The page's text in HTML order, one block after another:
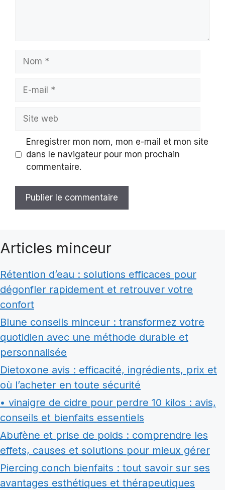
mail
web
Enregistrer mon nom, mon e-mail et mon site
dans le navigateur pour mon prochain
commentaire.
Articles minceur
Rétention d’eau : solutions efficaces pour
dégonfler rapidement et retrouver votre
confort
Blune conseils minceur : transformez votre
quotidien avec une méthode durable et
personnalisée
Dietoxone avis : efficacité, ingrédients, prix et
où l’acheter en toute sécurité
• vinaigre de cidre pour perdre 10 kilos : avis,
conseils et bienfaits essentiels
Abufène et prise de poids : comprendre les
effets, causes et solutions pour mieux gérer
Piercing conch bienfaits : tout savoir sur ses
avantages esthétiques et thérapeutiques